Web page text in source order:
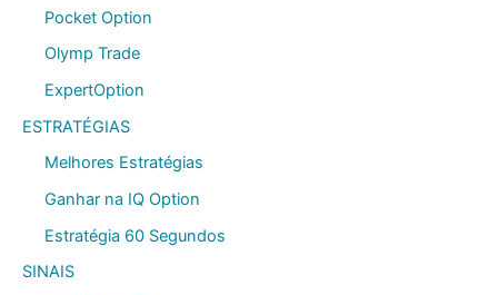
Pocket Option
Olymp Trade
ExpertOption
ESTRATÉGIAS
Melhores Estratégias
Ganhar na IQ Option
Estratégia 60 Segundos
SINAIS